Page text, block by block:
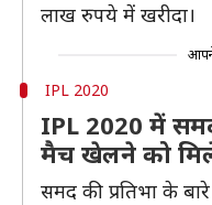
लाख रुपये में खरीदा।
IPL 2020
IPL 2020 में
मैच खेलने को
समद की प्रतिभा के